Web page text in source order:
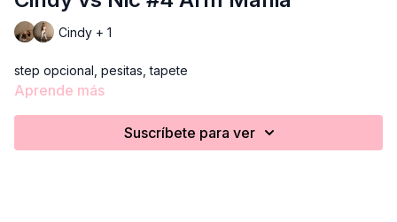
Cindy + 1
step opcional, pesitas, tapete
Aprende más
Suscríbete para ver